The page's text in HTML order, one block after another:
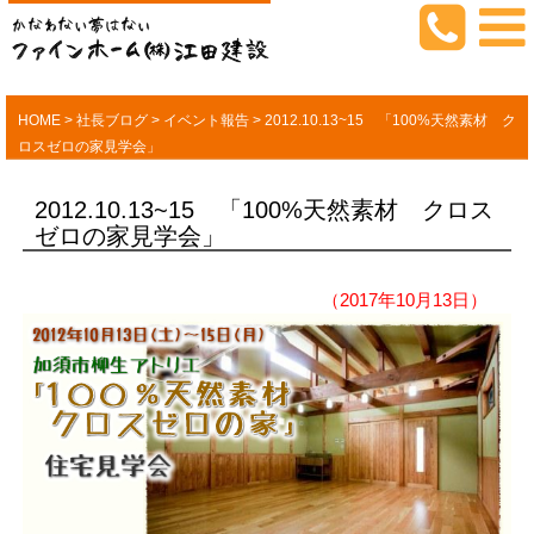
HOME > 社長ブログ > イベント報告 > 2012.10.13~15 「100%天然素材 ク
ロスゼロの家見学会」
2012.10.13~15 「100%天然素材 クロス
ゼロの家見学会」
（2017年10月13日）